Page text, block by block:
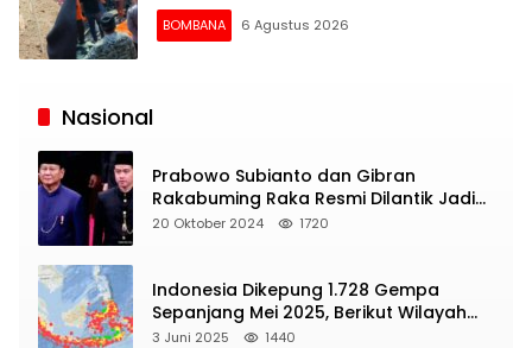
BOMBANA 6 Agustus 2026
Siaran
Nasional
Prabowo Subianto dan Gibran
Rakabuming Raka Resmi Dilantik Jadi
Presiden dan Wapres RI
20 Oktober 2024 1720
Indonesia Dikepung 1.728 Gempa
Sepanjang Mei 2025, Berikut Wilayah
Yang Intens Diguncang!
3 Juni 2025 1440